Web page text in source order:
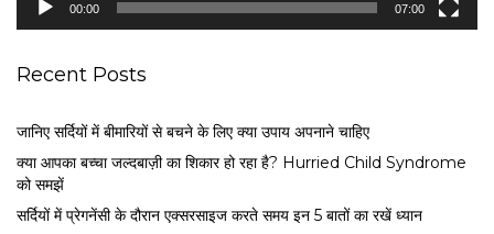
00:00 07:00
Recent Posts
जानिए सर्दियों में बीमारियों से बचने के लिए क्या उपाय अपनाने चाहिए
क्या आपका बच्चा जल्दबाज़ी का शिकार हो रहा है? Hurried Child Syndrome
को समझें
सर्द‍ियों में प्रेगनेंसी के दौरान एक्सरसाइज करते समय इन 5 बातों का रखें ध्यान